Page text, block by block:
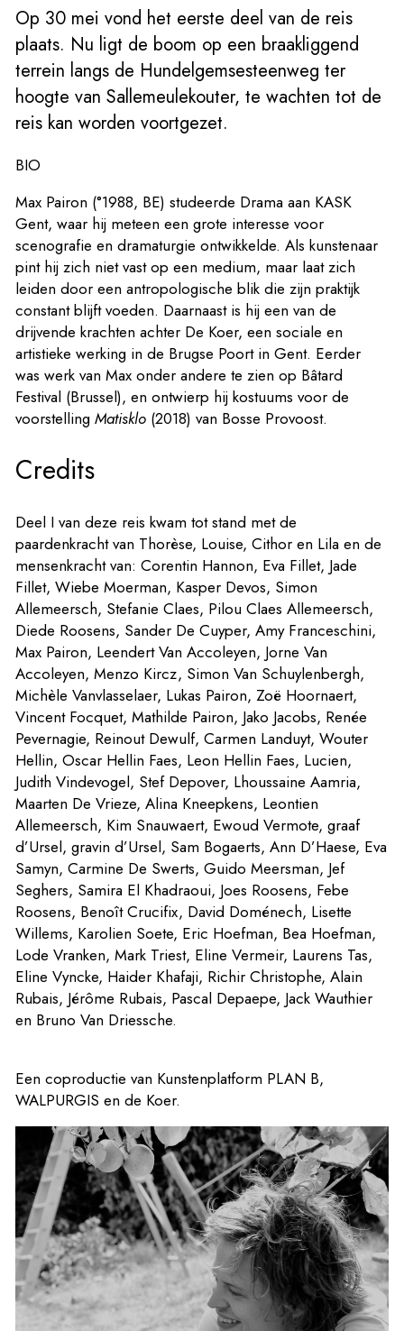
Op 30 mei vond het eerste deel van de reis
plaats. Nu ligt de boom op een braakliggend
terrein langs de Hundelgemsesteenweg ter
hoogte van Sallemeulekouter, te wachten tot de
reis kan worden voortgezet.
BIO
Max Pairon (°1988, BE) studeerde Drama aan KASK
Gent, waar hij meteen een grote interesse voor
scenografie en dramaturgie ontwikkelde. Als kunstenaar
pint hij zich niet vast op een medium, maar laat zich
leiden door een antropologische blik die zijn praktijk
constant blijft voeden. Daarnaast is hij een van de
drijvende krachten achter De Koer, een sociale en
artistieke werking in de Brugse Poort in Gent. Eerder
was werk van Max onder andere te zien op Bâtard
Festival (Brussel), en ontwierp hij kostuums voor de
voorstelling Matisklo (2018) van Bosse Provoost.
Credits
Deel I van deze reis kwam tot stand met de
paardenkracht van Thorèse, Louise, Cithor en Lila en de
mensenkracht van: Corentin Hannon, Eva Fillet, Jade
Fillet, Wiebe Moerman, Kasper Devos, Simon
Allemeersch, Stefanie Claes, Pilou Claes Allemeersch,
Diede Roosens, Sander De Cuyper, Amy Franceschini,
Max Pairon, Leendert Van Accoleyen, Jorne Van
Accoleyen, Menzo Kircz, Simon Van Schuylenbergh,
Michèle Vanvlasselaer, Lukas Pairon, Zoë Hoornaert,
Vincent Focquet, Mathilde Pairon, Jako Jacobs, Renée
Pevernagie, Reinout Dewulf, Carmen Landuyt, Wouter
Hellin, Oscar Hellin Faes, Leon Hellin Faes, Lucien,
Judith Vindevogel, Stef Depover, Lhoussaine Aamria,
Maarten De Vrieze, Alina Kneepkens, Leontien
Allemeersch, Kim Snauwaert, Ewoud Vermote, graaf
d’Ursel, gravin d’Ursel, Sam Bogaerts, Ann D’Haese, Eva
Samyn, Carmine De Swerts, Guido Meersman, Jef
Seghers, Samira El Khadraoui, Joes Roosens, Febe
Roosens, Benoît Crucifix, David Doménech, Lisette
Willems, Karolien Soete, Eric Hoefman, Bea Hoefman,
Lode Vranken, Mark Triest, Eline Vermeir, Laurens Tas,
Eline Vyncke, Haider Khafaji, Richir Christophe, Alain
Rubais, Jérôme Rubais, Pascal Depaepe, Jack Wauthier
en Bruno Van Driessche.
Een coproductie van Kunstenplatform PLAN B,
WALPURGIS en de Koer.